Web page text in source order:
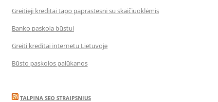
Greitieji kreditai tapo paprastesni su skaičiuoklėmis
Banko paskola būstui
Greiti kreditai internetu Lietuvoje
Būsto paskolos palūkanos
TALPINA SEO STRAIPSNIUS